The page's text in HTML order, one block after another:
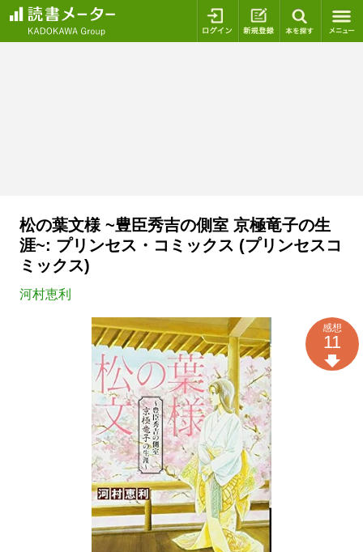
ログイン 新規登録
松の葉文様 ~豊臣秀吉の側室 京極竜子の生
涯~: プリンセス・コミックス (プリンセスコ
ミックス)
河村恵利
感想
11